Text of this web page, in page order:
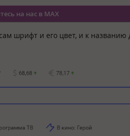
на нас в MAX
шрифт и его цвет, и к названию